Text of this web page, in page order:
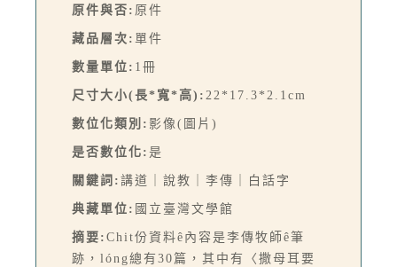
原件與否: 原件
藏品層次: 單件
數量單位: 1冊
尺寸大小(長*寬*高): 22*17.3*2.1cm
數位化類別: 影像(圖片)
是否數位化: 是
關鍵詞: 講道｜說教｜李傳｜白話字
典藏單位: 國立臺灣文學館
摘要: Chit份資料ê內容是李傳牧師ê筆
跡，lóng總有30篇，其中有〈撒母耳要